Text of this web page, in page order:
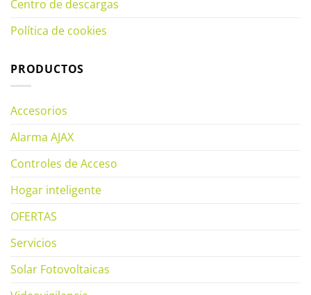
Centro de descargas
Política de cookies
PRODUCTOS
Accesorios
Alarma AJAX
Controles de Acceso
Hogar inteligente
OFERTAS
Servicios
Solar Fotovoltaicas